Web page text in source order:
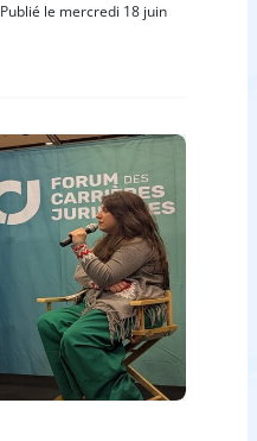
Publié le mercredi 18 juin